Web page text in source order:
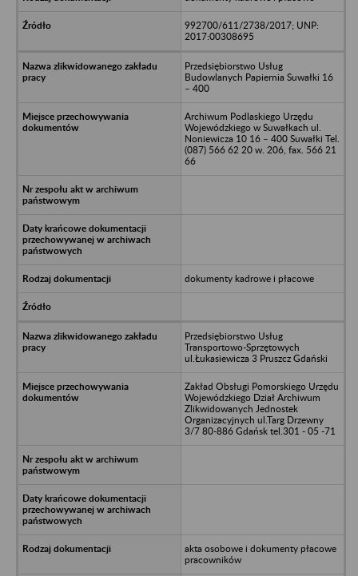
992700/611/2738/2017; UNP:
2017:00308695
Przedsiębiorstwo Usług
Budowlanych Papiernia Suwałki 16
– 400
Archiwum Podlaskiego Urzędu
Wojewódzkiego w Suwałkach ul.
Noniewicza 10 16 – 400 Suwałki Tel.
(087) 566 62 20 w. 206, fax. 566 21
66
dokumenty kadrowe i płacowe
Przedsiębiorstwo Usług
Transportowo-Sprzętowych
ul.Łukasiewicza 3 Pruszcz Gdański
Zakład Obsługi Pomorskiego Urzędu
Wojewódzkiego Dział Archiwum
Zlikwidowanych Jednostek
Organizacyjnych ul.Targ Drzewny
3/7 80-886 Gdańsk tel.301 - 05 -71
akta osobowe i dokumenty płacowe
pracowników